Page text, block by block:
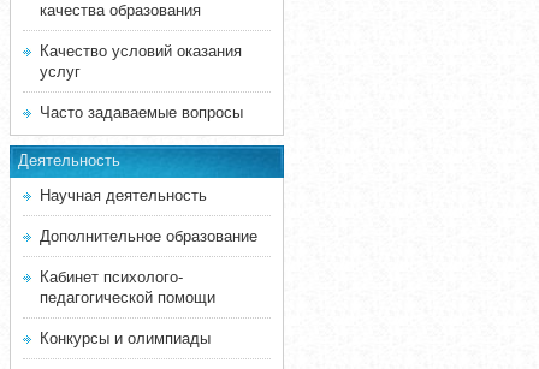
качества образования
Качество условий оказания
услуг
Часто задаваемые вопросы
Деятельность
Научная деятельность
Дополнительное образование
Кабинет психолого-
педагогической помощи
Конкурсы и олимпиады